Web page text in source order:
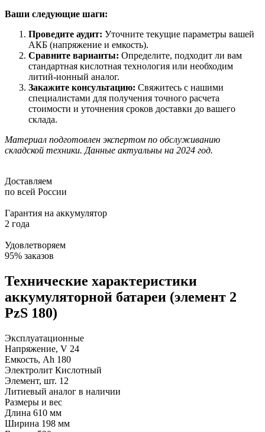
Ваши следующие шаги:
Проведите аудит: Уточните текущие параметры вашей
АКБ (напряжение и емкость).
Сравните варианты: Определите, подходит ли вам
стандартная кислотная технология или необходим
литий-ионный аналог.
Закажите консультацию: Свяжитесь с нашими
специалистами для получения точного расчета
стоимости и уточнения сроков доставки до вашего
склада.
Материал подготовлен экспертом по обслуживанию
складской техники. Данные актуальны на 2024 год.
Доставляем
по всей России
Гарантия на аккумулятор
2 года
Удовлетворяем
95% заказов
Технические характеристики
аккумуляторной батареи (элемент 2
PzS 180)
Эксплуатационные
Напряжение, V 24
Емкость, Ah 180
Электролит Кислотный
Элемент, шт. 12
Литиевый аналог в наличии
Размеры и вес
Длина 610 мм
Ширина 198 мм